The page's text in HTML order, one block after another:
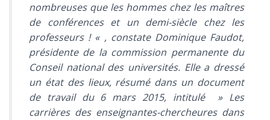
nombreuses que les hommes chez les maîtres
de conférences et un demi-siècle chez les
professeurs ! « , constate Dominique Faudot,
présidente de la commission permanente du
Conseil national des universités. Elle a dressé
un état des lieux, résumé dans un document
de travail du 6 mars 2015, intitulé » Les
carrières des enseignantes-chercheures dans